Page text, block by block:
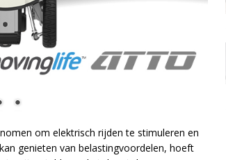
om elektrisch rijden te stimuleren en
genieten van belastingvoordelen, hoeft